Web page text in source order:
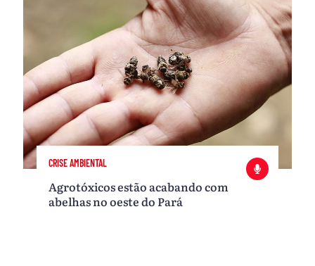
CRISE AMBIENTAL
Agrotóxicos estão acabando com
abelhas no oeste do Pará